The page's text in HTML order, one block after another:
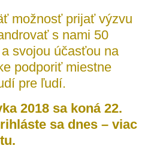
možnosť prijať výzvu
s nami 50
svojou účasťou na
podporiť miestne
pre ľudí.
2018 sa koná 22.
sa dnes – viac